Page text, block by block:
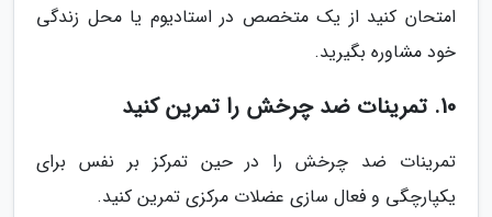
امتحان کنید از یک متخصص در استادیوم یا محل زندگی
خود مشاوره بگیرید.
10. تمرینات ضد چرخش را تمرین کنید
تمرینات ضد چرخش را در حین تمرکز بر نفس برای
یکپارچگی و فعال سازی عضلات مرکزی تمرین کنید.